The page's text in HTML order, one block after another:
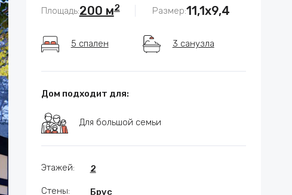
Площадь:200 м2 Размер:11,1х9,4
5 спален 3 санузла
Дом подходит для:
Для большой семьи
Этажей: 2
Стены: Брус